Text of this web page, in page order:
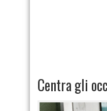
Centra gli